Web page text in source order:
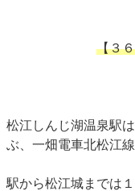
【３
松江しんじ湖温泉駅
ぶ、一畑電車北松江
駅から松江城までは